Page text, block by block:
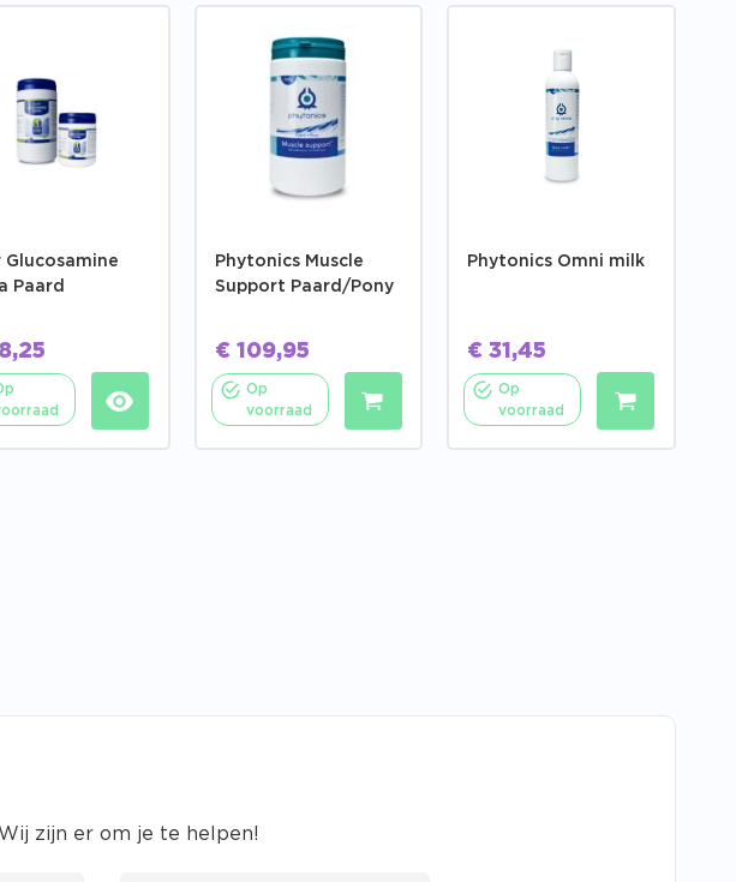
Glucosamine
Paard
Phytonics Muscle
Support Paard/Pony
€109,95
Op
voorraad
Phytonics Omni milk
€ 31,45
Op
voorraad
zijn er om je te helpen!